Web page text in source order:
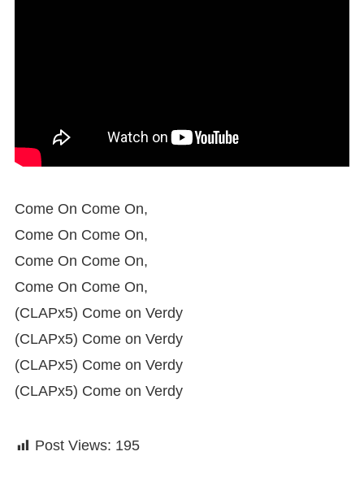
Come On Come On,
Come On Come On,
Come On Come On,
Come On Come On,
(CLAPx5) Come on Verdy
(CLAPx5) Come on Verdy
(CLAPx5) Come on Verdy
(CLAPx5) Come on Verdy
Post Views: 195